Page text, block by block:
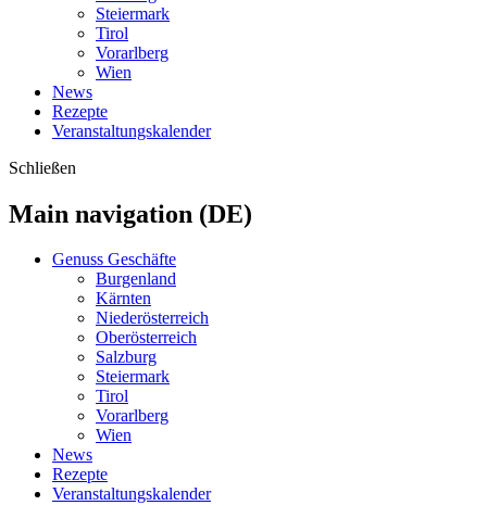
Steiermark
Tirol
Vorarlberg
Wien
News
Rezepte
Veranstaltungskalender
Schließen
Main navigation (DE)
Genuss Geschäfte
Burgenland
Kärnten
Niederösterreich
Oberösterreich
Salzburg
Steiermark
Tirol
Vorarlberg
Wien
News
Rezepte
Veranstaltungskalender